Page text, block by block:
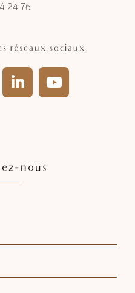
24 76
réseaux sociaux
nous